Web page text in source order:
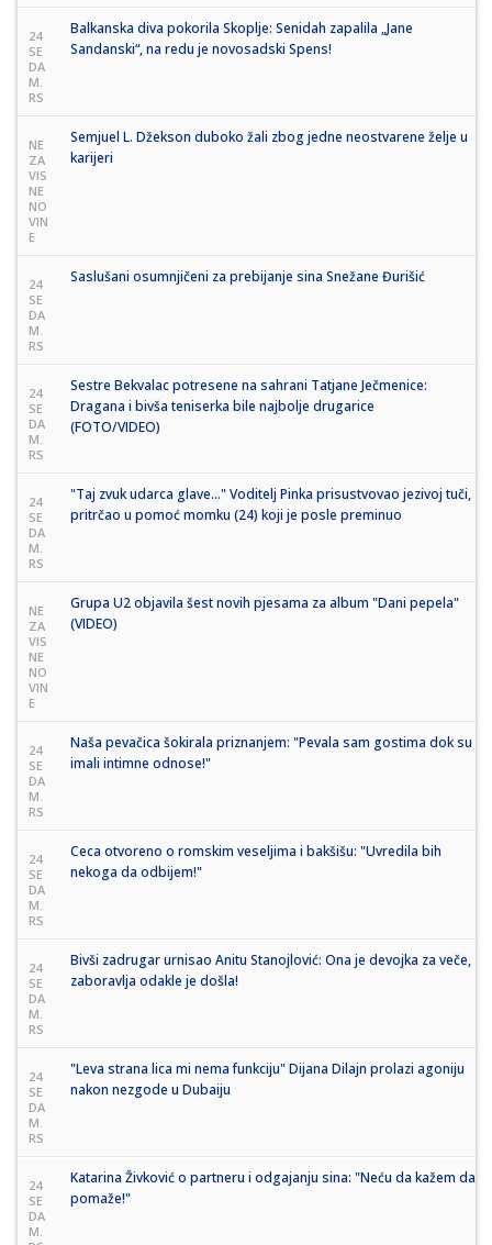
24
SE
DA
M.
RS
Balkanska diva pokorila Skoplje: Senidah zapalila „Jane
Sandanski“, na redu je novosadski Spens!
NE
ZA
VIS
NE
NO
VIN
E
Semjuel L. Džekson duboko žali zbog jedne neostvarene želje u
karijeri
24
SE
DA
M.
RS
Saslušani osumnjičeni za prebijanje sina Snežane Đurišić
24
SE
DA
M.
RS
Sestre Bekvalac potresene na sahrani Tatjane Ječmenice:
Dragana i bivša teniserka bile najbolje drugarice
(FOTO/VIDEO)
24
SE
DA
M.
RS
"Taj zvuk udarca glave..." Voditelj Pinka prisustvovao jezivoj tuči,
pritrčao u pomoć momku (24) koji je posle preminuo
NE
ZA
VIS
NE
NO
VIN
E
Grupa U2 objavila šest novih pjesama za album "Dani pepela"
(VIDEO)
24
SE
DA
M.
RS
Naša pevačica šokirala priznanjem: "Pevala sam gostima dok su
imali intimne odnose!"
24
SE
DA
M.
RS
Ceca otvoreno o romskim veseljima i bakšišu: "Uvredila bih
nekoga da odbijem!"
24
SE
DA
M.
RS
Bivši zadrugar urnisao Anitu Stanojlović: Ona je devojka za veče,
zaboravlja odakle je došla!
24
SE
DA
M.
RS
"Leva strana lica mi nema funkciju" Dijana Dilajn prolazi agoniju
nakon nezgode u Dubaiju
24
SE
DA
M.
Katarina Živković o partneru i odgajanju sina: "Neću da kažem da
pomaže!"